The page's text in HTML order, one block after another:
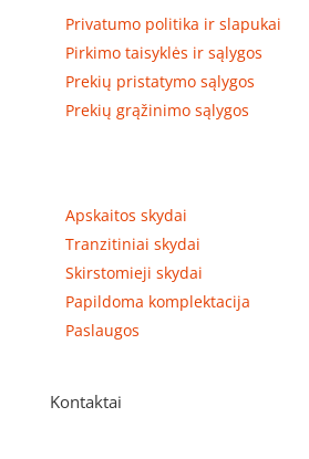
Privatumo politika ir slapukai
Pirkimo taisyklės ir sąlygos
Prekių pristatymo sąlygos
Prekių grąžinimo sąlygos
Apskaitos skydai
Tranzitiniai skydai
Skirstomieji skydai
Papildoma komplektacija
Paslaugos
Kontaktai